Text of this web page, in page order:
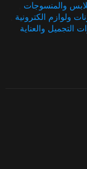
والمنسوجات
ولوازم الكترونية
التجميل والعناية